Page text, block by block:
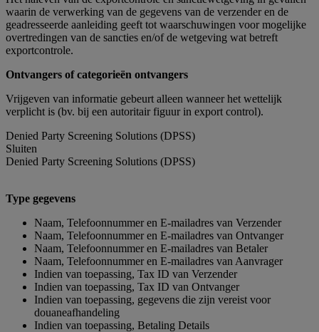
waarin de verwerking van de gegevens van de verzender en de
geadresseerde aanleiding geeft tot waarschuwingen voor mogelijke
overtredingen van de sancties en/of de wetgeving wat betreft
exportcontrole.
Ontvangers of categorieën ontvangers
Vrijgeven van informatie gebeurt alleen wanneer het wettelijk
verplicht is (bv. bij een autoritair figuur in export control).
Denied Party Screening Solutions (DPSS)
Sluiten
Denied Party Screening Solutions (DPSS)
Type gegevens
Naam, Telefoonnummer en E-mailadres van Verzender
Naam, Telefoonnummer en E-mailadres van Ontvanger
Naam, Telefoonnummer en E-mailadres van Betaler
Naam, Telefoonnummer en E-mailadres van Aanvrager
Indien van toepassing, Tax ID van Verzender
Indien van toepassing, Tax ID van Ontvanger
Indien van toepassing, gegevens die zijn vereist voor
douaneafhandeling
Indien van toepassing, Betaling Details